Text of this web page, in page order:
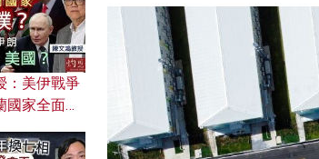
：美伊戰爭
家全面反
國？